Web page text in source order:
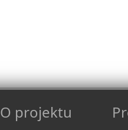
O projektu